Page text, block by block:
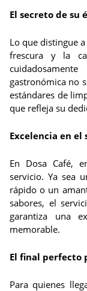
El secreto de su
Lo que distingue
frescura y la
gastronómica no
estándares de
que refleja su
Excelencia en
En Dosa Café,
servicio. Ya sea
rápido o un
sabores, el
garantiza una
memorable.
El final perfecto
Para quienes